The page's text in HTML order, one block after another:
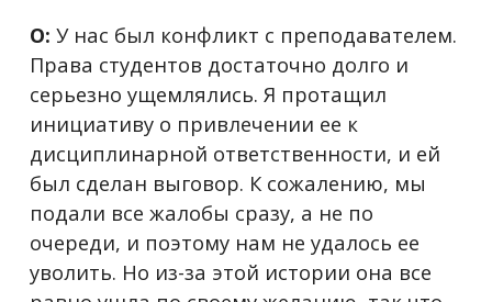
О: У нас был конфликт с преподавателем.
Права студентов достаточно долго и
серьезно ущемлялись. Я протащил
инициативу о привлечении ее к
дисциплинарной ответственности, и ей
был сделан выговор. К сожалению, мы
подали все жалобы сразу, а не по
очереди, и поэтому нам не удалось ее
уволить. Но из-за этой истории она все